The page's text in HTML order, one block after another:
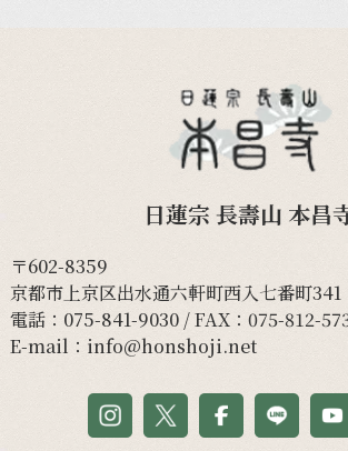
日蓮宗 長壽山 本昌
〒602-8359
京都市上京区出水通六軒町西入七番町341
電話： 075-841-9030/ FAX：075-812-
E-mail： info@honshoji.net